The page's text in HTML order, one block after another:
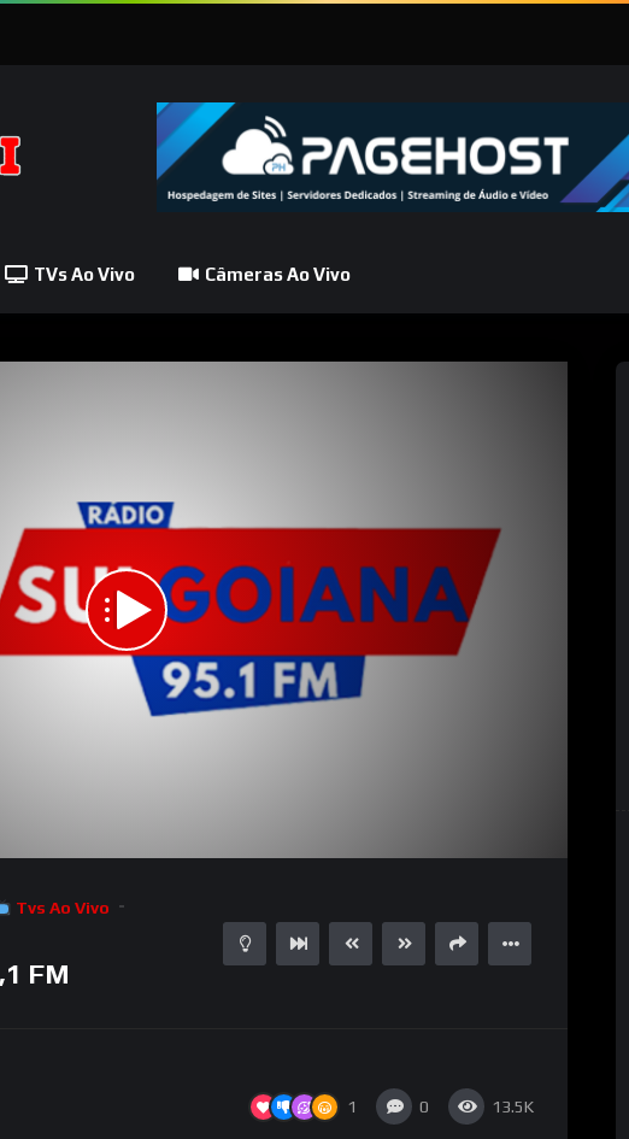
TVs Ao Vivo Câmeras Ao Vivo
Tvs Ao Vivo
FM
1 0 13.5K